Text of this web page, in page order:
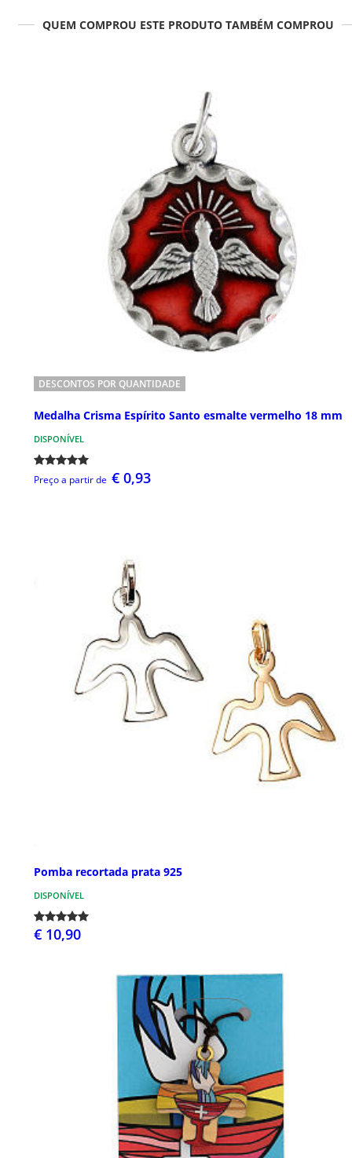
QUEM COMPROU ESTE PRODUTO TAMBÉM COMPROU
DESCONTOS POR QUANTIDADE
Medalha Crisma Espírito Santo esmalte vermelho 18 mm
DISPONÍVEL
Preço a partir de € 0,93
Pomba recortada prata 925
DISPONÍVEL
€ 10,90